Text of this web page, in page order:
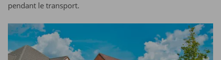
pendant le transport.